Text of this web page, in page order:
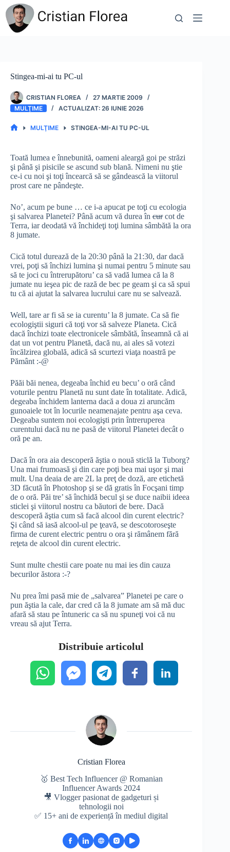
Sari
conținut
Stingea-mi-ai tu PC-ul
CRISTIAN FLOREA
27 MARTIE 2009
MULŢIME
26 IUNIE 2026
MULŢIME STINGEA-MI-AI TU PC-UL
Toată lumea e înnebunită, oameni aleargă goi pe străzi
şi până şi pisicile se ascund sub blană. Nimeni nu ştie
ce-i cu noi şi toţi încearcă să se gândească la viitorul
prost care ne pândeşte.
No’, acum pe bune … ce i-a apucat pe toţi cu ecologia
şi salvarea Planetei? Până acum vă durea în curcot de
Terra, iar deodată vă închideţi toţi lumina sâmbătă la ora
8 jumate.
Cică totul durează de la 20:30 până la 21:30, dar dacă
vrei, poţi să închizi lumina şi numai pentru 5 minute sau
să te joci cu întrerupătoru’ ca să vadă lumea că la 8
jumate nu ieşea pic de rază de bec pe geam şi ca să spui
tu că ai ajutat la salvarea lucrului care nu se salvează.
Well, tare ar fi să se ia curentu’ la 8 jumate. Ca să fie
ecologiştii siguri că toţi vor să salveze Planeta. Cică
dacă închizi toate electronicele sâmbătă, înseamnă că ai
dat un vot pentru Planetă, dacă nu, ai ales să votezi
încălzirea globală, adică să scurtezi viaţa noastră pe
Pământ :-@
Păăi băi nenea, degeaba închid eu becu’ o oră când
voturile pentru Planetă nu sunt date în totalitate. Adică,
degeaba închidem lanterna dacă a doua zi aruncăm
gunoaiele tot în locurile neamenajate pentru aşa ceva.
Degeaba suntem noi ecologişti prin întreruperea
curentului dacă nu ne pasă de viitorul Planetei decât o
oră pe an.
Dacă în ora aia descoperă ăştia o nouă sticlă la Tuborg?
Una mai frumoasă şi din care poţi bea mai uşor şi mai
mult. Una deaia de are 2L la preţ de doză, are etichetă
3D făcută în Photoshop şi se dă gratis în Focşani timp
de o oră. Păi tre’ să închidă becul şi se duce naibii ideea
sticlei şi viitorul nostru ca băutori de bere. Dacă
descoperă ăştia cum să facă alcool din curent electric?
Şi când să iasă alcool-ul pe ţeavă, se descotoroseşte
firma de curent electric pentru o ora şi rămânem fără
reţeta de alcool din curent electric.
Sunt multe chestii care poate nu mai ies din cauza
becurilor ăstora :-?
Nu prea îmi pasă mie de „salvarea” Planetei pe care o
pun ăştia la cale, dar cred că la 8 jumate am să mă duc
afară să stau pe întuneric ca să nu spuneţi voi că nu
vreau să ajut Terra.
Distribuie articolul
Cristian Florea
🥇 Best Tech Influencer @ Romanian
Influencer Awards 2024
🎥 Vlogger pasionat de gadgeturi și
tehnologii noi
✅ 15+ ani de experiență în mediul digital